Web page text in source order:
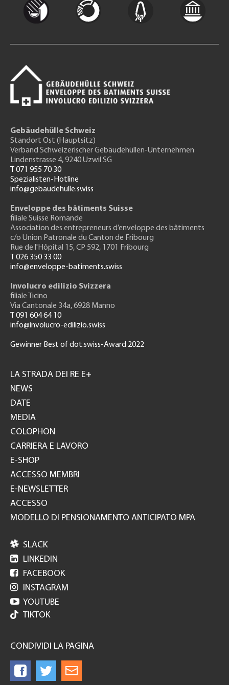
Gebäudehülle Schweiz
Standort Ost (Hauptsitz)
Verband Schweizerischer Gebäudehüllen-Unternehmen
Lindenstrasse 4, 9240 Uzwil SG
T 071 955 70 30
Spezialisten-Hotline
info@gebäudehülle.swiss
Enveloppe des bâtiments Suisse
filiale Suisse Romande
Association des entrepreneurs d’enveloppe des bâtiments
c/o Union Patronale du Canton de Fribourg
Rue de l'Hôpital 15, CP 592, 1701 Fribourg
T 026 350 33 00
info@enveloppe-batiments.swiss
Involucro edilizio Svizzera
filiale Ticino
Via Cantonale 34a, 6928 Manno
T 091 604 64 10
info@involucro-edilizio.swiss
Gewinner Best of dot.swiss-Award 2022
GH
LA STRADA DEI RE E+
NEWS
DATE
MEDIA
COLOPHON
CARRIERA E LAVORO
E-SHOP
ACCESSO MEMBRI
E-NEWSLETTER
ACCESSO
MODELLO DI PENSIONAMENTO ANTICIPATO MPA
 SLACK
 LINKEDIN
 FACEBOOK
 INSTAGRAM
 YOUTUBE
TIKTOK
CONDIVIDI LA PAGINA